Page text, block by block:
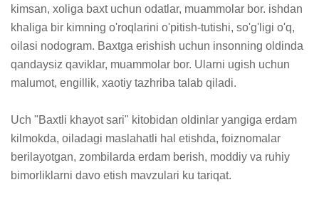
kimsan, xoliga baxt uchun odatlar, muammolar bor. ishdan
khaliga bir kimning o'roqlarini o'pitish-tutishi, so'g'ligi o'q,
oilasi nodogram. Baxtga erishish uchun insonning oldinda
qandaysiz qaviklar, muammolar bor. Ularni ugish uchun
malumot, engillik, xaotiy tazhriba talab qiladi.
Uch "Baxtli khayot sari" kitobidan oldinlar yangiga erdam
kilmokda, oiladagi maslahatli hal etishda, foiznomalar
berilayotgan, zombilarda erdam berish, moddiy va ruhiy
bimorliklarni davo etish mavzulari ku tariqat.